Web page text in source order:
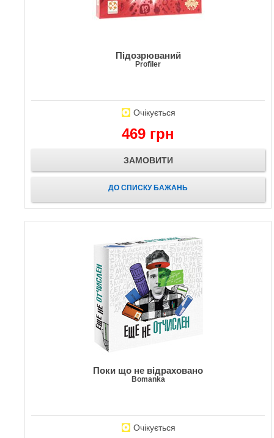
Підозрюваний
Profiler
Очікується
469 грн
ЗАМОВИТИ
ДО СПИСКУ БАЖАНЬ
Поки що не відраховано
Bomanka
Очікується